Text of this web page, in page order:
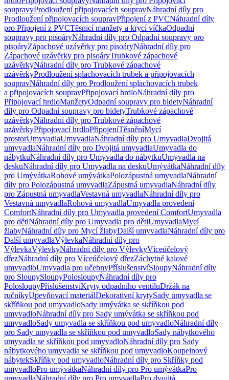
soupravyProdloužení připojovacích soupravNáhradní díly pro
Prodloužení připojovacích soupravPřipojení z PVCNáhradní díly
pro Připojení z PVCTěsnicí manžety a krycí víčkaOdpadní
soupravy pro pisoáryNáhradní díly pro Odpadní soupravy pro
pisoáryZápachové uzávěrky pro pisoáryNáhradní díly pro
Zápachové uzávěrky pro pisoáryTrubkové zápachové
uzávěrkyNáhradní díly pro Trubkové zápachové
uzávěrkyProdloužení splachovacích trubek a připojovacích
soupravNáhradní díly pro Prodloužení splachovacích trubek
a připojovacích soupravPřipojovací hrdloNáhradní díly pro
Připojovací hrdloManžetyOdpadní soupravy pro bidetyNáhradní
díly pro Odpadní soupravy pro bidetyTrubkové zápachové
uzávěrkyNáhradní díly pro Trubkové zápachové
uzávěrkyPřipojovací hrdloPřipojeníTěsněníMycí
prostorUmyvadlaUmyvadlaNáhradní díly pro UmyvadlaDvojitá
umyvadlaNáhradní díly pro Dvojitá umyvadlaUmyvadla do
nábytkuNáhradní díly pro Umyvadla do nábytkuUmyvadla na
deskuNáhradní díly pro Umyvadla na deskuUmývátkaNáhradní díly
pro UmývátkaRohové umývátkaPolozápustná umyvadlaNáhradní
díly pro Polozápustná umyvadlaZápustná umyvadlaNáhradní díly
pro Zápustná umyvadlaVestavná umyvadlaNáhradní díly pro
Vestavná umyvadlaRohová umyvadlaUmyvadla provedení
ComfortNáhradní díly pro Umyvadla provedení ComfortUmyvadla
pro dětiNáhradní díly pro Umyvadla pro dětiUmyvadlaMycí
žlabyNáhradní díly pro Mycí žlabyDalší umyvadlaNáhradní díly pro
Další umyvadlaVýlevkaNáhradní díly pro
VýlevkaVýlevkyNáhradní díly pro VýlevkyVíceúčelový
dřezNáhradní díly pro Víceúčelový dřezZáchytné kalové
umyvadloUmyvadla pro učebnyPříslušenstvíSloupyNáhradní díly
pro SloupySloupyPolosloupyNáhradní díly pro
PolosloupyPříslušenstvíKryty odpadního ventiluDržák na
ručníkyUpevňovací materiálDekorativní krytySady umyvadla se
skříňkou pod umyvadloSady umývátka se skříňkou pod
umyvadloNáhradní díly pro Sady umývátka se skříňkou pod
umyvadloSady umyvadla se skříňkou pod umyvadloNáhradní díly
pro Sady umyvadla se skříňkou pod umyvadloSady nábytkového
umyvadla se skříňkou pod umyvadloNáhradní díly pro Sady
nábytkového umyvadla se skříňkou pod umyvadloKoupelnový
nábytekSkříňky pod umyvadloNáhradní díly pro Skříňky pod
umyvadloPro umývátkaNáhradní díly pro Pro umývátkaPro
umyvadlaNáhradní díly pro Pro umyvadlaPro dvojitá